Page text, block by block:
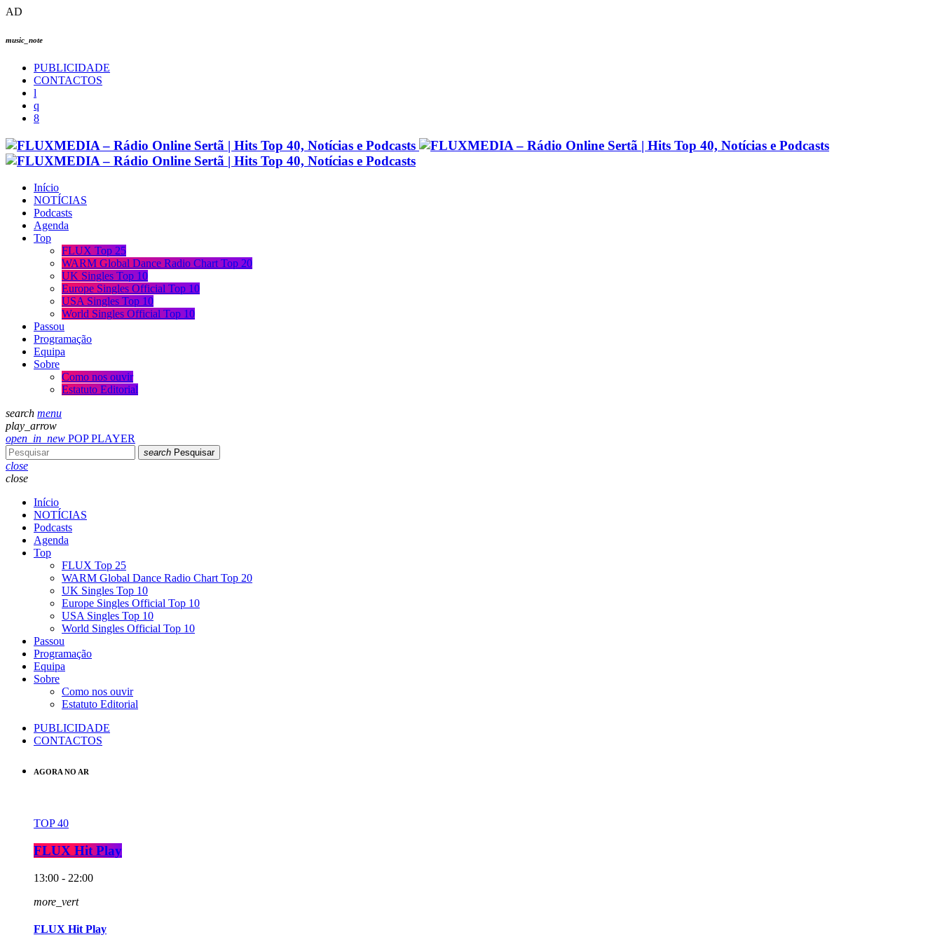
AD
music_note
PUBLICIDADE
CONTACTOS
Início
NOTÍCIAS
Podcasts
Agenda
Top
FLUX Top 25
WARM Global Dance Radio Chart Top 20
UK Singles Top 10
Europe Singles Official Top 10
USA Singles Top 10
World Singles Official Top 10
Passou
Programação
Equipa
Sobre
Como nos ouvir
Estatuto Editorial
search menu
play_arrow
open_in_new POP PLAYER
search Pesquisar
close
close
Início
NOTÍCIAS
Podcasts
Agenda
Top
FLUX Top 25
WARM Global Dance Radio Chart Top 20
UK Singles Top 10
Europe Singles Official Top 10
USA Singles Top 10
World Singles Official Top 10
Passou
Programação
Equipa
Sobre
Como nos ouvir
Estatuto Editorial
PUBLICIDADE
CONTACTOS
AGORA NO AR
TOP 40
FLUX Hit Play
13:00 - 22:00
more_vert
FLUX Hit Play